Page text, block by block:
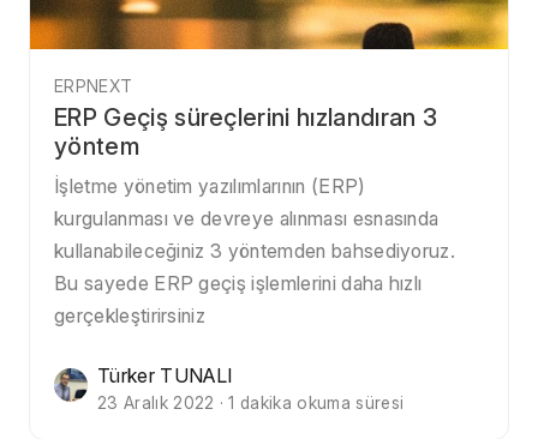
ERPNEXT
ERP Geçiş süreçlerini hızlandıran 3
yöntem
İşletme yönetim yazılımlarının (ERP)
kurgulanması ve devreye alınması esnasında
kullanabileceğiniz 3 yöntemden bahsediyoruz.
Bu sayede ERP geçiş işlemlerini daha hızlı
gerçekleştirirsiniz
Türker TUNALI
23 Aralık 2022 · 1 dakika okuma süresi